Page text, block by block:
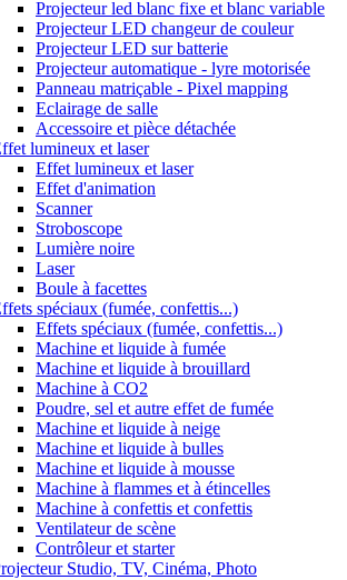
Projecteur led blanc fixe et blanc variable
Projecteur LED changeur de couleur
Projecteur LED sur batterie
Projecteur automatique - lyre motorisée
Panneau matriçable - Pixel mapping
Eclairage de salle
Accessoire et pièce détachée
lumineux et laser
Effet lumineux et laser
Effet d'animation
Scanner
Stroboscope
Lumière noire
Laser
Boule à facettes
spéciaux (fumée, confettis...)
Effets spéciaux (fumée, confettis...)
Machine et liquide à fumée
Machine et liquide à brouillard
Machine à CO2
Poudre, sel et autre effet de fumée
Machine et liquide à neige
Machine et liquide à bulles
Machine et liquide à mousse
Machine à flammes et à étincelles
Machine à confettis et confettis
Ventilateur de scène
Contrôleur et starter
Studio, TV, Cinéma, Photo